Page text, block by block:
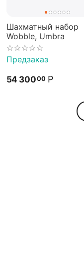
Шахматный набор
Wobble, Umbra
Предзаказ
54 30000 Р